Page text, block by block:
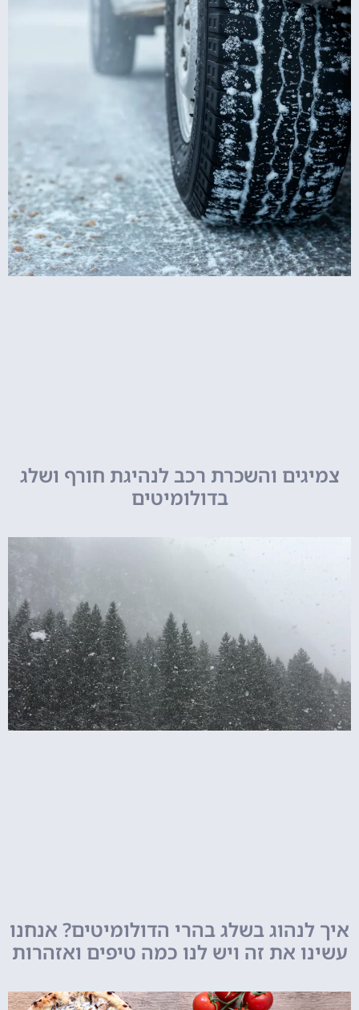
צמיגים והשכרת רכב לנהיגת חורף ושלג
בדולומיטים
איך לנהוג בשלג בהרי הדולומיטים? אנחנו
עשינו את זה ויש לנו כמה טיפים ואזהרות